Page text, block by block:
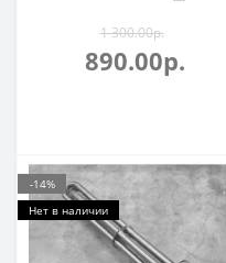
1 300.00р.
890.00р.
-14%
Нет в наличии